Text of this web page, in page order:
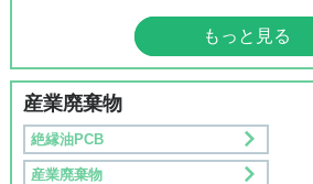
もっと見る
産業廃棄物
絶縁油PCB
産業廃棄物